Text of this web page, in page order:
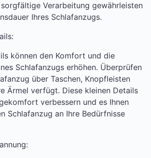
Verarbeitung gewährleisten
Ihres Schlafanzugs.
können den Komfort und die
Schlafanzugs erhöhen. Überprüfen
über Taschen, Knopfleisten
Ärmel verfügt. Diese kleinen Details
verbessern und es Ihnen
Schlafanzug an Ihre Bedürfnisse